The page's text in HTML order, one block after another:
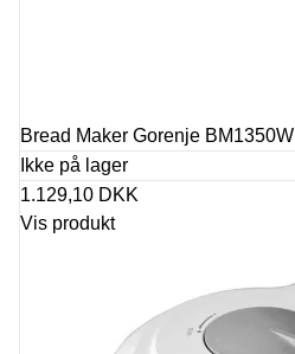
Bread Maker Gorenje BM1350W
Ikke på lager
1.129,10 DKK
Vis produkt